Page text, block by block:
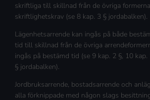
skriftliga till skillnad från de övriga
skriftlighetskrav (se 8 kap. 3 § jordabalken).
Lägenhetsarrende kan ingås på både
tid till skillnad från de övriga
ingås på bestämd tid (se 9 kap. 2 §, 10
§ jordabalken).
Jordbruksarrende, bostadsarrende och
alla förknippade med någon slags